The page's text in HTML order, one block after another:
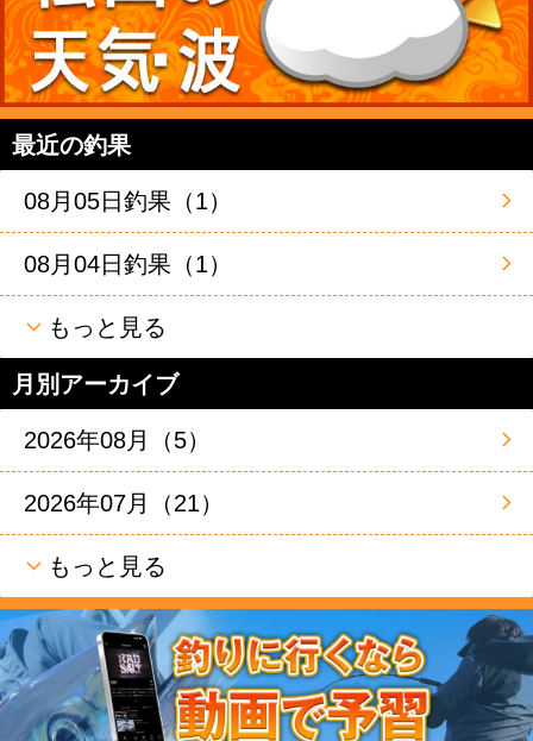
最近の釣果
08月05日釣果（1）
08月04日釣果（1）
もっと見る
月別アーカイブ
2026年08月（5）
2026年07月（21）
もっと見る